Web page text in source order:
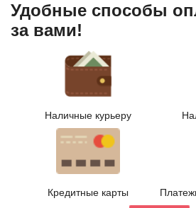
Удобные способы
за вами!
Наличные курьеру
Кредитные карты